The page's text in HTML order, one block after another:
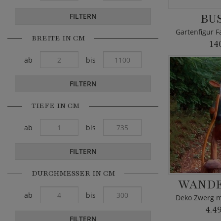
FILTERN
BREITE IN CM
ab bis
FILTERN
TIEFE IN CM
ab bis
FILTERN
DURCHMESSER IN CM
ab bis
FILTERN